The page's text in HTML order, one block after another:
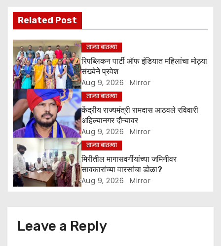
g
a
t
i
o
n
Related Post
ताज्या बातम्या
रिपब्लिकन पार्टी ऑफ इंडियात महिलांचा मोठ्या
संख्येने प्रवेश
Aug 9, 2026 Mirror
ताज्या बातम्या
केंद्रीय राज्यमंत्री रामदास आठवले रविवारी
अहिल्यानगर दौऱ्यावर
Aug 9, 2026 Mirror
ताज्या बातम्या
मिरीतील मागासवर्गीयांच्या जमिनीवर
सावकारांच्या वारसांचा डोळा?
Aug 9, 2026 Mirror
Leave a Reply